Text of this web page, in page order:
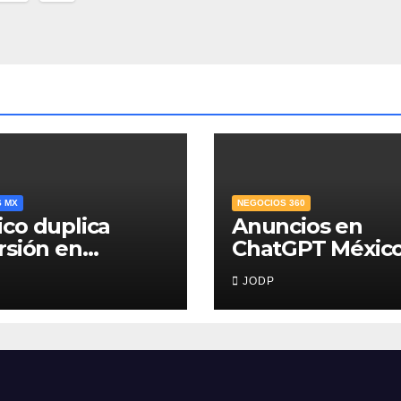
MX
duplica
en
infancia,
destina
del gasto
NEGOCIOS 360
Anuncios en
ChatGPT
¿quién los verá y
qué pasará con
JODP